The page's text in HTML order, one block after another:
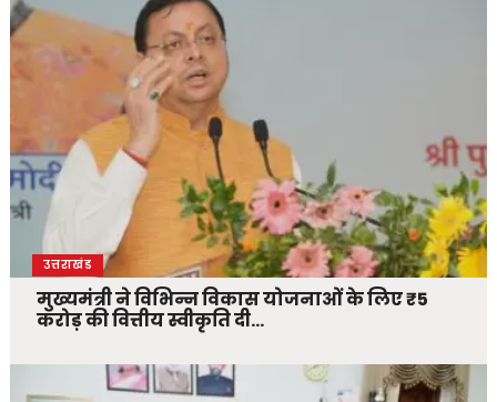
उत्तराखंड
मुख्यमंत्री ने विभिन्न विकास योजनाओं के लिए ₹5
करोड़ की वित्तीय स्वीकृति दी…